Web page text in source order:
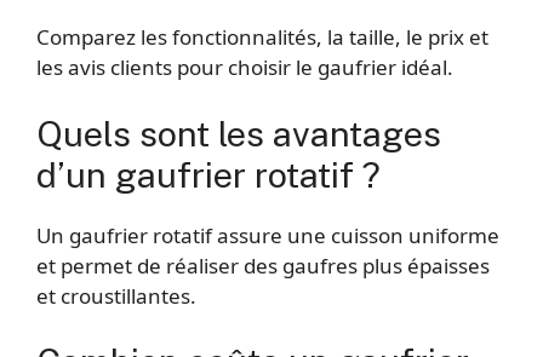
Comparez les fonctionnalités, la taille, le prix et
les avis clients pour choisir le gaufrier idéal.
Quels sont les avantages
d’un gaufrier rotatif ?
Un gaufrier rotatif assure une cuisson uniforme
et permet de réaliser des gaufres plus épaisses
et croustillantes.